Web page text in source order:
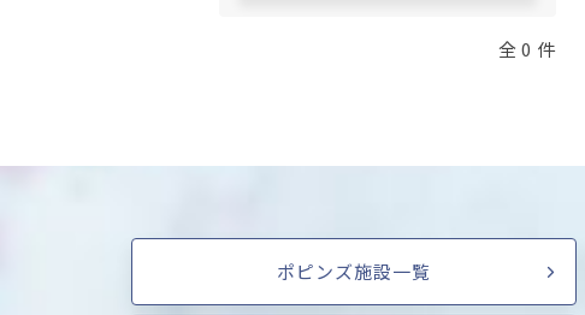
全 0 件
ポピンズ施設一覧